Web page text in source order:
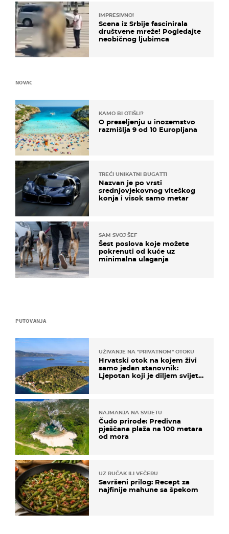
IMPRESIVNO!
Scena iz Srbije fascinirala
društvene mreže! Pogledajte
neobičnog ljubimca
PUTOVANJA
UŽIVANJE NA "PRIVATNOM" OTOKU
Hrvatski otok na kojem živi
samo jedan stanovnik:
Ljepotan koji je diljem svijeta
NAJMANJA NA SVIJETU
Čudo prirode: Predivna
pješčana plaža na 100 metara
od mora
UZ RUČAK ILI VEČERU
Savršeni prilog: Recept za
najfinije mahune sa špekom
NOVAC
KAMO BI OTIŠLI?
O preseljenju u inozemstvo
razmišlja 9 od 10 Europljana
TREĆI UNIKATNI BUGATTI
Nazvan je po vrsti
srednjovjekovnog viteškog
konja i visok samo metar
SAM SVOJ ŠEF
Šest poslova koje možete
pokrenuti od kuće uz
minimalna ulaganja